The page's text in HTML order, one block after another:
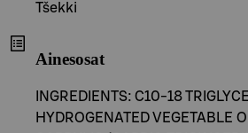
Tšekki
Ainesosat
INGREDIENTS: C10-18
HYDROGENATED VEGETABLE